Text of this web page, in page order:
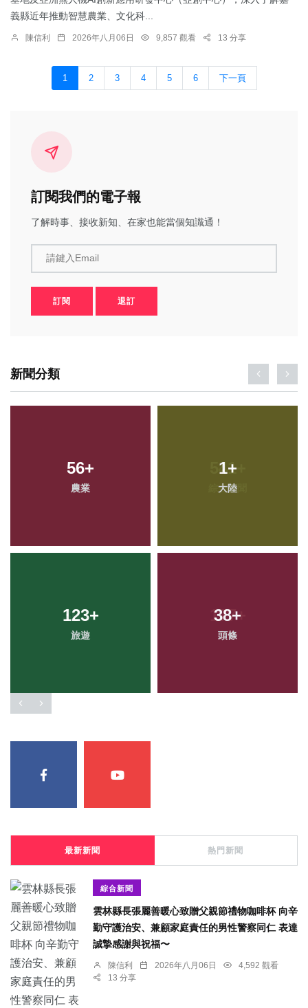
義縣近年推動智慧農業、文化科...
陳信利 2026年八月06日 9,857 觀看 13 分享
1 2 3 4 5 6 下一頁
訂閱我們的電子報
了解時事、接收新知、在家也能當個知識通！
請鍵入Email
訂閱 退訂
新聞分類
56+
農業
1+
大陸
123+
旅遊
38+
頭條
最新新聞 熱門新聞
綜合新聞
雲林縣長張麗善暖心致贈父親節禮物咖啡杯 向辛
勤守護治安、兼顧家庭責任的男性警察同仁 表達
誠摯感謝與祝福〜
陳信利 2026年八月06日
4,592 觀看
13 分享